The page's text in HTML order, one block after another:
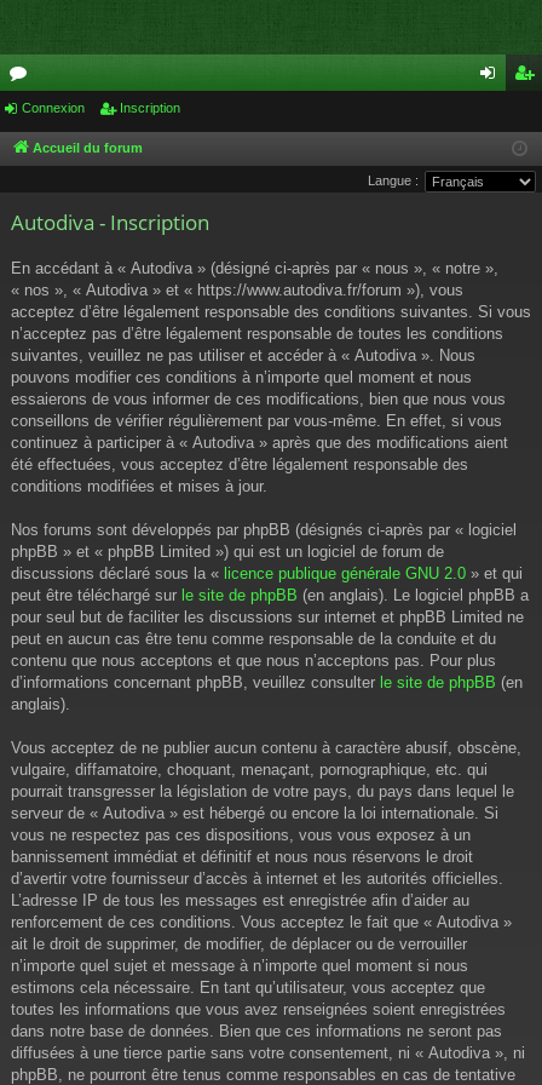
or
u
s
cri
pti
Connexion Inscription
Accueil du forum
Langue :
Autodiva - Inscription
En accédant à « Autodiva » (désigné ci-après par « nous », « notre »,
« nos », « Autodiva » et « https://www.autodiva.fr/forum »), vous
acceptez d’être légalement responsable des conditions suivantes. Si vous
n’acceptez pas d’être légalement responsable de toutes les conditions
suivantes, veuillez ne pas utiliser et accéder à « Autodiva ». Nous
pouvons modifier ces conditions à n’importe quel moment et nous
essaierons de vous informer de ces modifications, bien que nous vous
conseillons de vérifier régulièrement par vous-même. En effet, si vous
continuez à participer à « Autodiva » après que des modifications aient
été effectuées, vous acceptez d’être légalement responsable des
conditions modifiées et mises à jour.
Nos forums sont développés par phpBB (désignés ci-après par « logiciel
phpBB » et « phpBB Limited ») qui est un logiciel de forum de
discussions déclaré sous la « licence publique générale GNU 2.0 » et qui
peut être téléchargé sur le site de phpBB (en anglais). Le logiciel phpBB a
pour seul but de faciliter les discussions sur internet et phpBB Limited ne
peut en aucun cas être tenu comme responsable de la conduite et du
contenu que nous acceptons et que nous n’acceptons pas. Pour plus
d’informations concernant phpBB, veuillez consulter le site de phpBB (en
anglais).
Vous acceptez de ne publier aucun contenu à caractère abusif, obscène,
vulgaire, diffamatoire, choquant, menaçant, pornographique, etc. qui
pourrait transgresser la législation de votre pays, du pays dans lequel le
serveur de « Autodiva » est hébergé ou encore la loi internationale. Si
vous ne respectez pas ces dispositions, vous vous exposez à un
bannissement immédiat et définitif et nous nous réservons le droit
d’avertir votre fournisseur d’accès à internet et les autorités officielles.
L’adresse IP de tous les messages est enregistrée afin d’aider au
renforcement de ces conditions. Vous acceptez le fait que « Autodiva »
ait le droit de supprimer, de modifier, de déplacer ou de verrouiller
n’importe quel sujet et message à n’importe quel moment si nous
estimons cela nécessaire. En tant qu’utilisateur, vous acceptez que
toutes les informations que vous avez renseignées soient enregistrées
dans notre base de données. Bien que ces informations ne seront pas
diffusées à une tierce partie sans votre consentement, ni « Autodiva », ni
phpBB, ne pourront être tenus comme responsables en cas de tentative